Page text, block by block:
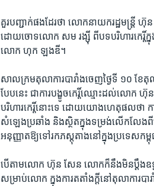
គួរ​បញ្ជាក់​ផងដែរ​ថា​ លោក​នាយក​រដ្ឋមន្ត្រី
ដោយចោទ​លោក សម រង្ស៊ី ពី​បទ​បរិហារកេរ្តិ៍​
លោក ហុក ឡងឌី។
សាលក្រម​តុលាការ​បារាំង​ចេញ​ថ្ងៃទី ១០ ខែ​
បែបនេះ​ ជា​ការ​បង្ខូច​កេរ្តិ៍​ឈ្មោះ​ដល់​លោក
បរិហារ​កេរ្តិ៍​នោះ​ទេ ដោយ​យោង​ហេតុផល​ថា ក
សំឡេង​ប្រឆាំង និង​ស្ថិត​ក្នុង​ទម្រង់​លើក​លែង​
អនុញ្ញាត​ឱ្យ​ទៅ​រក​ភស្តុតាង​នៅក្នុង​ប្រទេស​កម្ពុ
បើ​តាម​លោក ហ៊ុន សែន លោក​ក៏​នឹង​មិន​ប្តឹង​
សម្រាប់​លោក ក្នុង​ការ​តតាំង​ក្តី​នៅ​តុលាការ​